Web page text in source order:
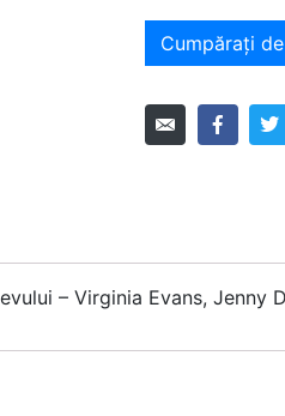
Cumpărați
– Virginia Evans, Jenny